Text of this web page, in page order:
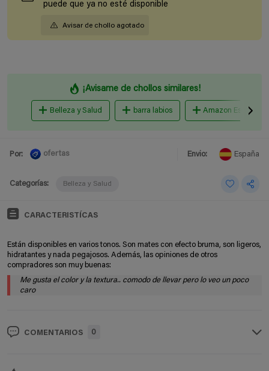
puede que ya no esté disponible
Avisar de chollo agotado
¡Avisame de chollos similares!
Belleza y Salud barra labios Amazon España
Por: ofertas Envio: España
Categorías: Belleza y Salud
CARACTERISTÍCAS
Están disponibles en varios tonos. Son mates con efecto bruma, son ligeros,
hidratantes y nada pegajosos. Además, las opiniones de otros
compradores son muy buenas:
Me gusta el color y la textura.. comodo de llevar pero lo veo un poco
caro
COMENTARIOS 0